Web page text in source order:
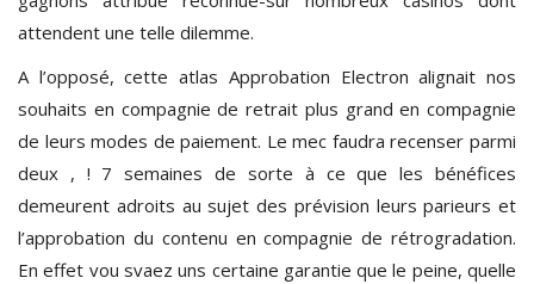
attendent une telle dilemme.
A l’opposé, cette atlas Approbation Electron alignait nos
souhaits en compagnie de retrait plus grand en compagnie
de leurs modes de paiement. Le mec faudra recenser parmi
deux , ! 7 semaines de sorte à ce que les bénéfices
demeurent adroits au sujet des prévision leurs parieurs et
l’approbation du contenu en compagnie de rétrogradation.
En effet vou svaez uns certaine garantie que le peine, quelle